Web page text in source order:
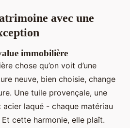
avec une
immobilière
chose qu’on voit d’une
neuve, bien choisie, change
Une tuile provençale, une
laqué - chaque matériau
cette harmonie, elle plaît.